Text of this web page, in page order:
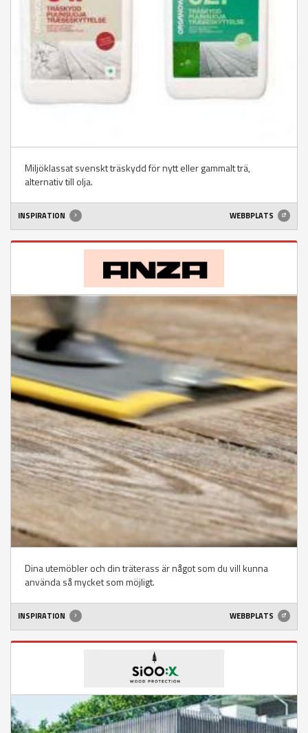
Miljöklassat svenskt träskydd för nytt eller gammalt trä,
alternativ till olja.
INSPIRATION WEBBPLATS
Dina utemöbler och din träterass är något som du vill kunna
använda så mycket som möjligt.
INSPIRATION WEBBPLATS